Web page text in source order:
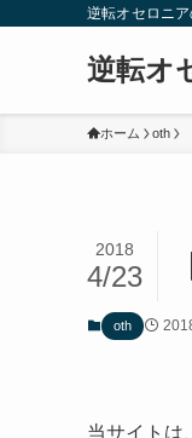
逆転オセロニ
逆転オ
ホーム oth
2018
4/23
oth
当サイトは